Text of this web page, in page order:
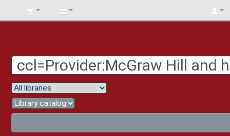
BIBLIOTECA